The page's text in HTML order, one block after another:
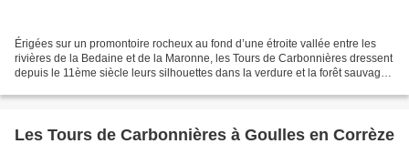
Érigées sur un promontoire rocheux au fond d’une étroite vallée entre les
rivières de la Bedaine et de la Maronne, les Tours de Carbonnières dressent
depuis le 11ème siècle leurs silhouettes dans la verdure et la forêt sauvages
Les Tours de Carbonnières à Goulles en Corrèze